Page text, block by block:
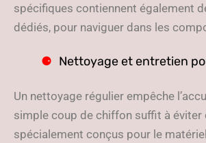
spécifiques contiennent également
dédiés, pour naviguer dans les
Nettoyage et entretien
Un nettoyage régulier empêche
simple coup de chiffon suffit à
spécialement conçus pour le